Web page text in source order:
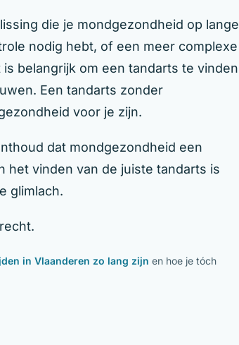
die je mondgezondheid op lange
nodig hebt, of een meer complexe
belangrijk om een tandarts te vinden
Een tandarts zonder
voor je zijn.
dat mondgezondheid een
het vinden van de juiste tandarts is
glimlach.
in Vlaanderen zo lang zijn en hoe je tóch